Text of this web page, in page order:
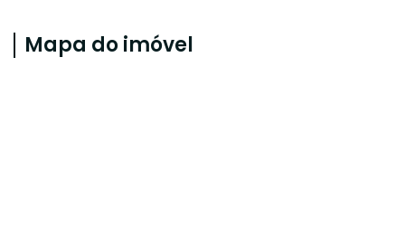
Mapa do imóvel